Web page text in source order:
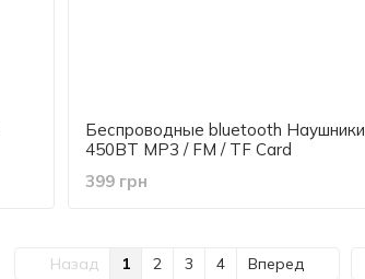
Беспроводные bluetooth Наушники
450BT MP3 / FM / TF Card
399 грн
Назад 1 2 3 4 Вперед